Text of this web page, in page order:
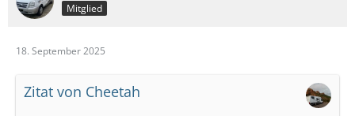
Mitglied
18. September 2025
Zitat von Cheetah